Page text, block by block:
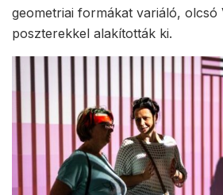
geometriai formákat variáló, olcsó
poszterekkel alakították ki.